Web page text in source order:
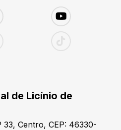
de Licínio de
Centro, CEP: 46330-